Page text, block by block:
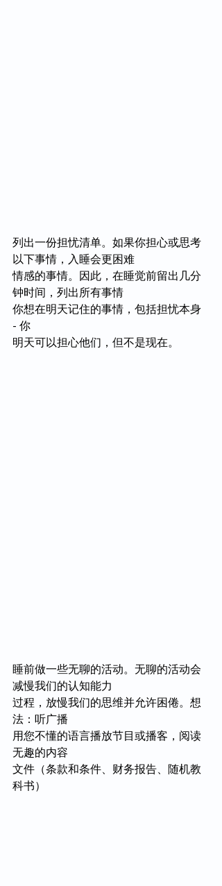
列出一份担忧清单。如果你担心或思考
以下事情，入睡会更困难
情感的事情。因此，在睡觉前留出几分
钟时间，列出所有事情
你想在明天记住的事情，包括担忧本身
- 你
明天可以担心他们，但不是现在。
睡前做一些无聊的活动。无聊的活动会
减慢我们的认知能力
过程，放慢我们的思维并允许困倦。想
法：听广播
用您不懂的语言播放节目或播客，阅读
无趣的内容
文件（条款和条件、财务报告、随机教
科书）